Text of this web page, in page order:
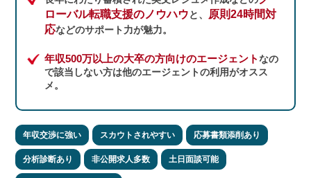
ローバル転職支援のノウハウと、 原則24時間対
応などのサポート力が魅力。
年収500万以上の大卒の方向けのエージェントなの
で該当しない方は他のエージェントの利用がオスス
メ。
年収交渉に強い スカウトされやすい 応募書類添削あり
分析診断あり 非公開求人多数 土日面談可能